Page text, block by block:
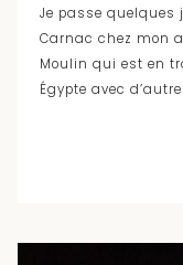
Je passe
Carnac chez mon
Moulin qui est en
Égypte avec